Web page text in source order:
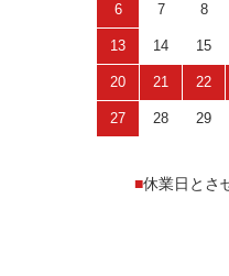
6 7 8
13 14 15
20 21 22
27 28 29
■休業日とさ